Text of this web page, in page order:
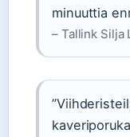
minuuttia
– Tallink Silja